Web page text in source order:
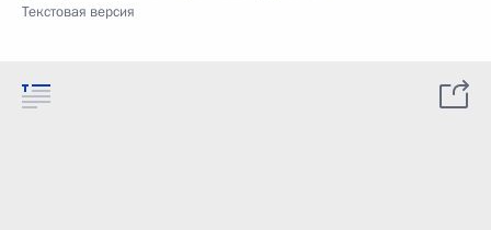
Текстовая версия